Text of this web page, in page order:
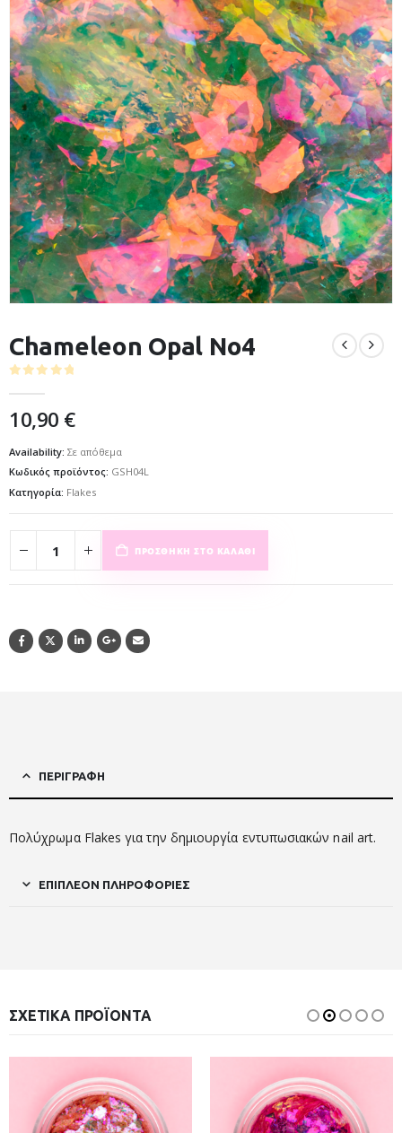
Chameleon Opal No4
10,90 €
Availability: Σε απόθεμα
Κωδικός προϊόντος: GSH04L
Κατηγορία: Flakes
ΠΡΟΣΘΉΚΗ ΣΤΟ ΚΑΛΆΘΙ
ΠΕΡΙΓΡΑΦΉ
Πολύχρωμα Flakes για την δημιουργία εντυπωσιακών nail art.
ΕΠΙΠΛΈΟΝ ΠΛΗΡΟΦΟΡΊΕΣ
ΣΧΕΤΙΚΆ ΠΡΟΪΌΝΤΑ